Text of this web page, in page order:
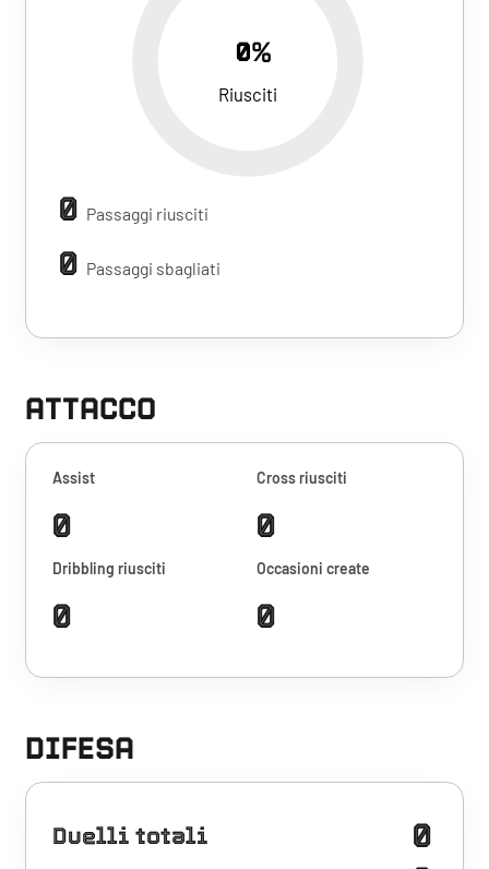
0%
Riusciti
0 Passaggi riusciti
0 Passaggi sbagliati
ATTACCO
Assist
0
Cross riusciti
0
Dribbling riusciti
0
Occasioni create
0
DIFESA
Duelli totali 0